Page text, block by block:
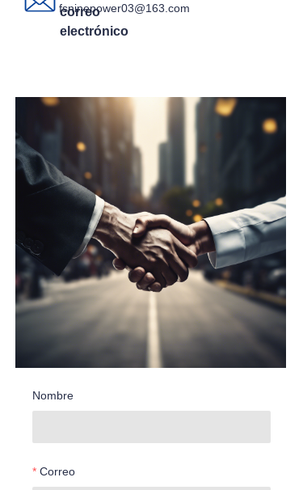
correo
electrónico
fsninepower03@163.com
Nombre
Correo